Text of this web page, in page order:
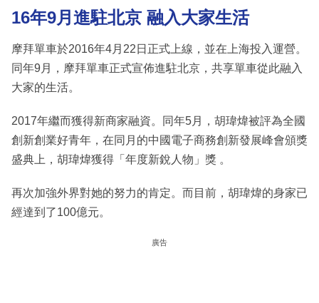
16年9月進駐北京 融入大家生活
摩拜單車於2016年4月22日正式上線，並在上海投入運營。
同年9月，摩拜單車正式宣佈進駐北京，共享單車從此融入
大家的生活。
2017年繼而獲得新商家融資。同年5月，胡瑋煒被評為全國
創新創業好青年，在同月的中國電子商務創新發展峰會頒獎
盛典上，胡瑋煒獲得「年度新銳人物」獎 。
再次加強外界對她的努力的肯定。而目前，胡瑋煒的身家已
經達到了100億元。
廣告